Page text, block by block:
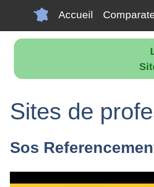
Accueil
Sites de
Sos